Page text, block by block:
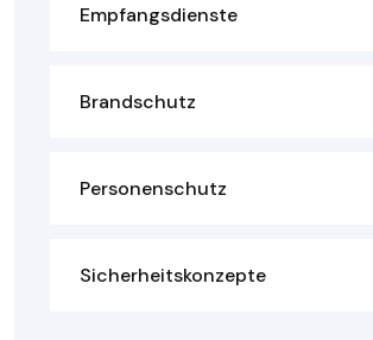
Empfangsdienste
Brandschutz
Personenschutz
Sicherheitskonzepte